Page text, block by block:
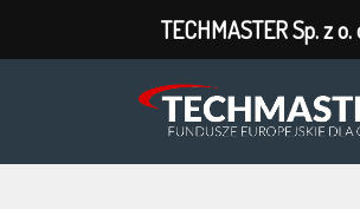
TECHMASTER
TECHMASTER Sp. z o.